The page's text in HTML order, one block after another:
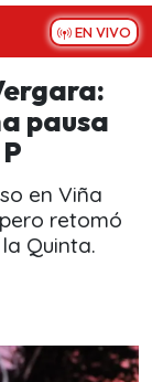
EN VIVO
pausa
en Viña
retomó
Quinta.